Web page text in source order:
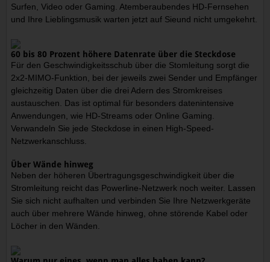
Surfen, Video oder Gaming. Atemberaubendes HD-Fernsehen
und Ihre Lieblingsmusik warten jetzt auf Sieund nicht umgekehrt.
60 bis 80 Prozent höhere Datenrate über die Steckdose
Für den Geschwindigkeitsschub über die Stomleitung sorgt die
2x2-MIMO-Funktion, bei der jeweils zwei Sender und Empfänger
gleichzeitig Daten über die drei Adern des Stromkreises
austauschen. Das ist optimal für besonders datenintensive
Anwendungen, wie HD-Streams oder Online Gaming.
Verwandeln Sie jede Steckdose in einen High-Speed-
Netzwerkanschluss.
Über Wände hinweg
Neben der höheren Übertragungsgeschwindigkeit über die
Stromleitung reicht das Powerline-Netzwerk noch weiter. Lassen
Sie sich nicht aufhalten und verbinden Sie Ihre Netzwerkgeräte
auch über mehrere Wände hinweg, ohne störende Kabel oder
Löcher in den Wänden.